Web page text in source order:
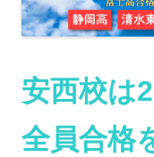
安西校は
全員合格